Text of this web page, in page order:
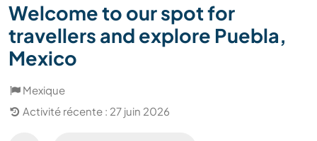
Welcome to our spot for
travellers and explore Puebla,
Mexico
Mexique
Activité récente : 27 juin 2026